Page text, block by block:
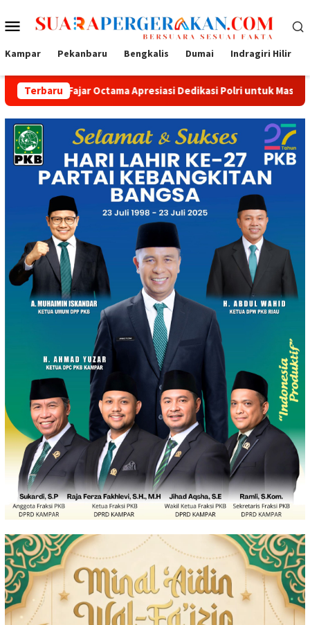
ke
Menu
Mobile
Kampar Pekanbaru Bengkalis Dumai Indragiri Hilir
Terbaru
Apresiasi Dedikasi Polri untuk Masyarakat Tak